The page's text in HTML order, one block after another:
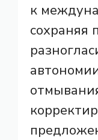
к
сохраняя